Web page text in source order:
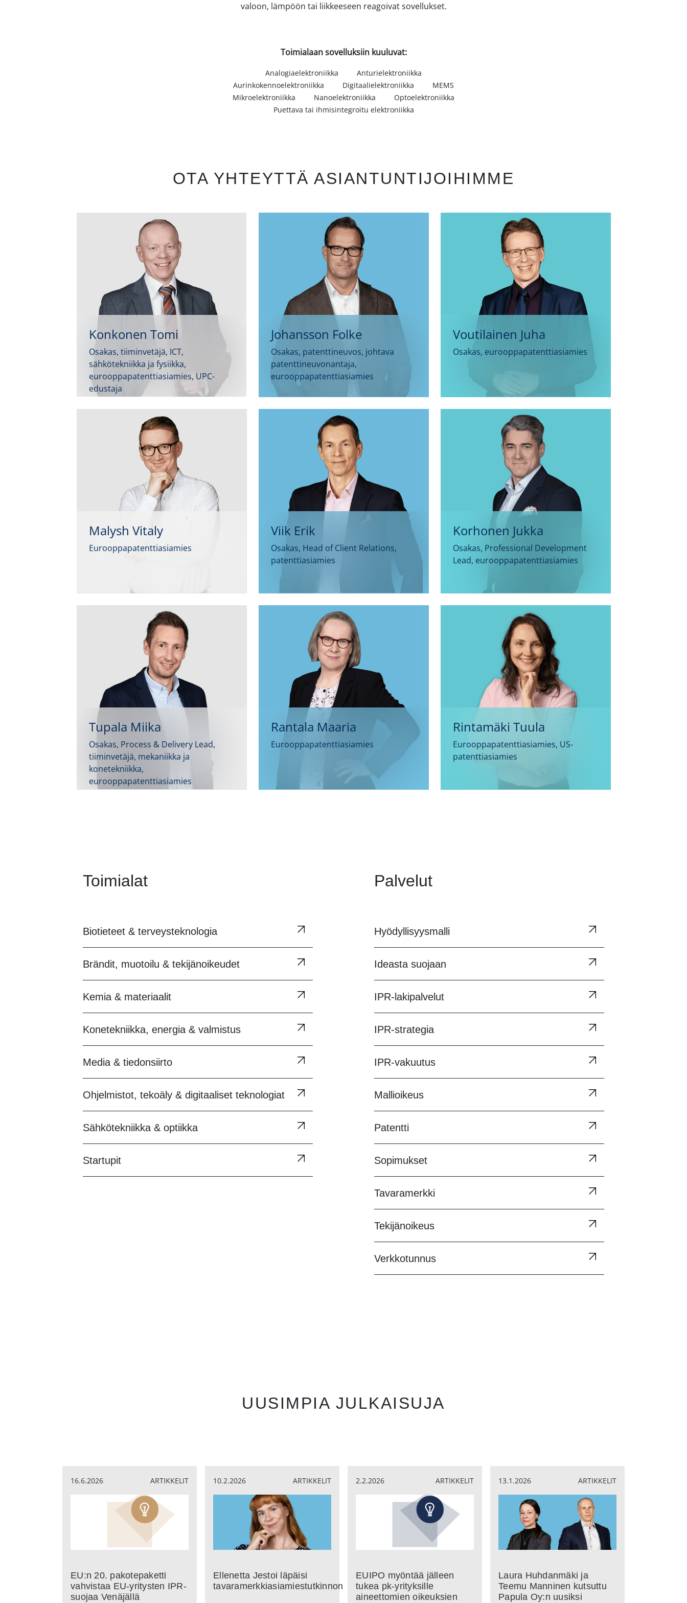
valoon, lämpöön tai liikkeeseen reagoivat sovellukset.
Toimialaan sovelluksiin kuuluvat:
Analogiaelektroniikka
Anturielektroniikka
Aurinkokennoelektroniikka
Digitaalielektroniikka
MEMS
Mikroelektroniikka
Nanoelektroniikka
Optoelektroniikka
Puettava tai ihmisintegroitu elektroniikka
OTA YHTEYTTÄ ASIANTUNTIJOIHIMME
Konkonen Tomi
Osakas, tiiminvetäjä, ICT,
sähkötekniikka ja fysiikka,
eurooppapatenttiasiamies, UPC-
edustaja
Johansson Folke
Osakas, patenttineuvos, johtava
patenttineuvonantaja,
eurooppapatenttiasiamies
Voutilainen Juha
Osakas, eurooppapatenttiasiamies
Malysh Vitaly
Eurooppapatenttiasiamies
Viik Erik
Osakas, Head of Client Relations,
patenttiasiamies
Korhonen Jukka
Osakas, Professional Development
Lead, eurooppapatenttiasiamies
Tupala Miika
Osakas, Process & Delivery Lead,
tiiminvetäjä, mekaniikka ja
konetekniikka,
eurooppapatenttiasiamies
Rantala Maaria
Eurooppapatenttiasiamies
Rintamäki Tuula
Eurooppapatenttiasiamies, US-
patenttiasiamies
Toimialat
Biotieteet & terveysteknologia
Brändit, muotoilu & tekijänoikeudet
Kemia & materiaalit
Konetekniikka, energia & valmistus
Media & tiedonsiirto
Ohjelmistot, tekoäly & digitaaliset teknologiat
Sähkötekniikka & optiikka
Startupit
Palvelut
Hyödyllisyysmalli
Ideasta suojaan
IPR-lakipalvelut
IPR-strategia
IPR-vakuutus
Mallioikeus
Patentti
Sopimukset
Tavaramerkki
Tekijänoikeus
Verkkotunnus
UUSIMPIA JULKAISUJA
16.6.2026 ARTIKKELIT
EU:n 20. pakotepaketti
vahvistaa EU‑yritysten IPR-
suojaa Venäjällä
10.2.2026 ARTIKKELIT
Ellenetta Jestoi läpäisi
tavaramerkkiasiamiestutkinnon
2.2.2026 ARTIKKELIT
EUIPO myöntää jälleen
tukea pk-yrityksille
aineettomien oikeuksien
13.1.2026 ARTIKKELIT
Laura Huhdanmäki ja
Teemu Manninen kutsuttu
Papula Oy:n uusiksi